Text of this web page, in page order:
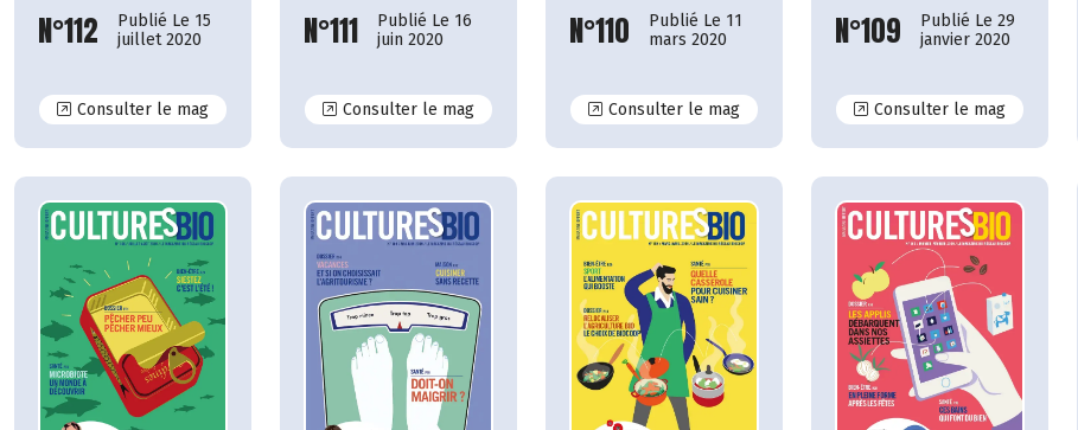
N°112
Publié Le 15
juillet 2020
Consulter le magN°112
N°111
Publié Le 16
juin 2020
Consulter le magN°111
N°110
Publié Le 11
mars 2020
Consulter le magN°110
N°109
Publié Le 29
janvier 2020
Consulter le magN°109